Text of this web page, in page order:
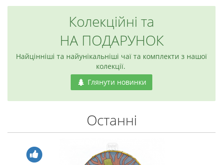
Колекційні та
НА ПОДАРУНОК
Найцінніші та найунікальніші чаї та комплекти з нашої
колекції.
Глянути новинки
Останні